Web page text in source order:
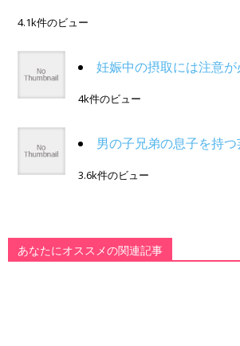
4.1k件のビュー
妊娠中の摂取には注意
4k件のビュー
男の子兄弟の息子を持つ
3.6k件のビュー
あなたにオススメの関連記事